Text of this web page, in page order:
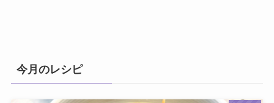
今月のレシピ